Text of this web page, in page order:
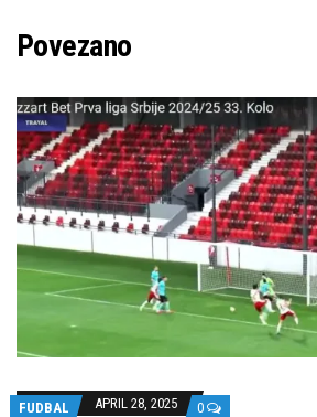
Povezano
FUDBAL APRIL 28, 2025 0